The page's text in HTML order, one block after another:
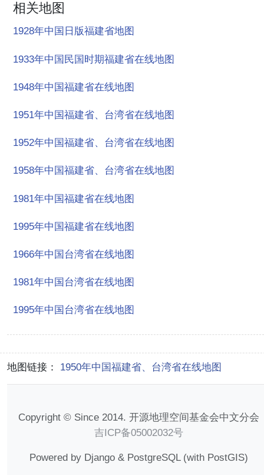
相关地图
1928年中国日版福建省地图
1933年中国民国时期福建省在线地图
1948年中国福建省在线地图
1951年中国福建省、台湾省在线地图
1952年中国福建省、台湾省在线地图
1958年中国福建省、台湾省在线地图
1981年中国福建省在线地图
1995年中国福建省在线地图
1966年中国台湾省在线地图
1981年中国台湾省在线地图
1995年中国台湾省在线地图
地图链接： 1950年中国福建省、台湾省在线地图
Copyright © Since 2014. 开源地理空间基金会中文分会
吉ICP备05002032号
Powered by Django & PostgreSQL (with PostGIS)